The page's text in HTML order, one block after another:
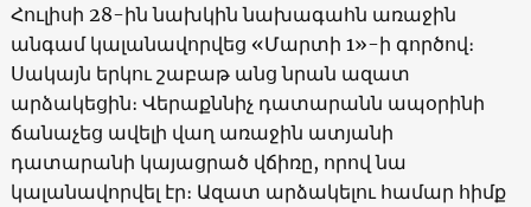
Հուլիսի 28-ին նախկին նախագահն առաջին
անգամ կալանավորվեց «Մարտի 1»-ի գործով։
Սակայն երկու շաբաթ անց նրան ազատ
արձակեցին։ Վերաքննիչ դատարանն ապօրինի
ճանաչեց ավելի վաղ առաջին ատյանի
դատարանի կայացրած վճիռը, որով նա
կալանավորվել էր։ Ազատ արձակելու համար հիմք